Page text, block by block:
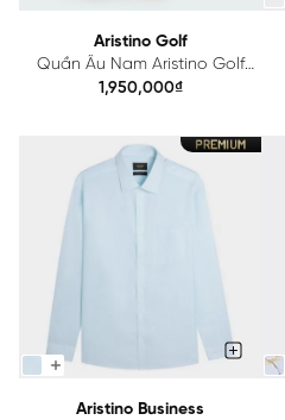
Aristino Golf
Quần Âu Nam Aristino Golf
Anti UV ATRG2403
1,950,000₫
Aristino Business